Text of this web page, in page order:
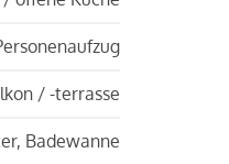
/ -terrasse
Badewanne